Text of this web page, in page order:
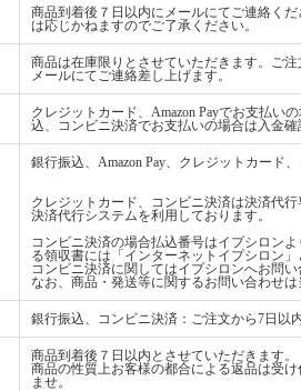
商品到着後７日以内にメールにてご連絡く
は応じかねますのでご了承ください。
商品は在庫限りとさせていただきます。ご
メールにてご連絡差し上げます。
クレジットカード、Amazon Payでお支払い
込、コンビニ決済でお支払いの場合は入金
銀行振込、Amazon Pay、クレジットカード
クレジットカード、コンビニ決済は決済代
決済代行システムを利用しております。
コンビニ決済の場合払込番号はイプシロン
る領収書には「インターネットイプシロン」
コンビニ決済に関してはイプシロンへお問い
なお、商品・発送等に関するお問い合わせは
銀行振込、コンビニ決済：ご注文から7日以
商品到着後７日以内とさせていただきます。
商品の性質上お客様の都合による返品は受
ませ。